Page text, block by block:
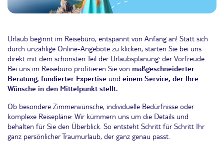
Urlaub beginnt im Reisebüro, entspannt von Anfang an! Statt sich
durch unzählige Online-Angebote zu klicken, starten Sie bei uns
direkt mit dem schönsten Teil der Urlaubsplanung: der Vorfreude.
Bei uns im Reisebüro profitieren Sie von maßgeschneiderter
Beratung, fundierter Expertise und einem Service, der Ihre
Wünsche in den Mittelpunkt stellt.
Ob besondere Zimmerwünsche, individuelle Bedürfnisse oder
komplexe Reisepläne: Wir kümmern uns um die Details und
behalten für Sie den Überblick. So entsteht Schritt für Schritt Ihr
ganz persönlicher Traumurlaub, der ganz genau passt.